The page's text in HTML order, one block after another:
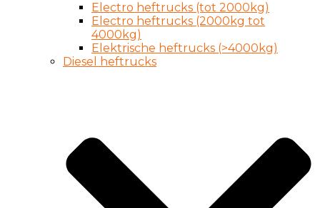
Electro heftrucks (tot 2000kg)
Electro heftrucks (2000kg tot
4000kg)
Elektrische heftrucks (>4000kg)
Diesel heftrucks